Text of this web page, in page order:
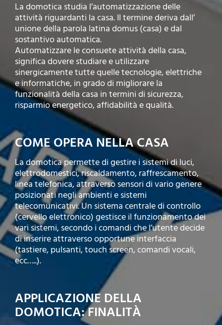
La domotica studia l’automatizzazione delle
attività riguardanti la casa. Il termine deriva dall’
unione della parola latina domus (casa) e dal
sostantivo automatica.
Automatizzare le consuete attività della casa,
significa dovere studiare e utilizzare
sinergicamente tutte quelle tecnologie, elettriche
e informatiche, in grado di migliorare la
funzionalità della casa in termini di sicurezza,
risparmio energetico, affidabilità e qualità.
COME OPERA NELLA CASA
La domotica permette di gestire i sistemi di luci,
elettrodomestici, riscaldamento, raffrescamento,
linea telefonica, attraverso sensori di vario genere
posizionati negli ambienti e sistemi
telecomunicativi. Un sistema centrale di controllo
(cervello elettronico) gestisce il funzionamento dei
vari sistemi, secondo i comandi che l’utente decide
di inserire attraverso opportune interfaccia
(tastiere, pulsanti, touch screen, comandi vocali,
ecc…..).
APPLICAZIONE DELLA
DOMOTICA: FINALITÀ